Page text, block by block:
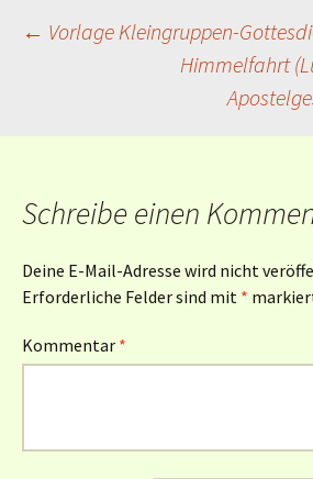
← Vorlage Kleingruppen-
Himmelfahrt
Schreibe einen
Deine E-Mail-Adresse wird nicht
Erforderliche Felder sind mit *
Kommentar *